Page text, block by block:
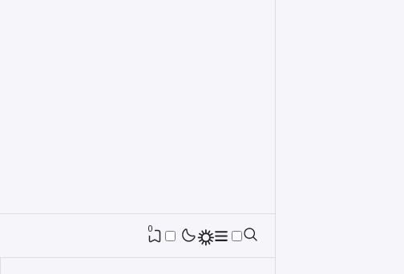
0